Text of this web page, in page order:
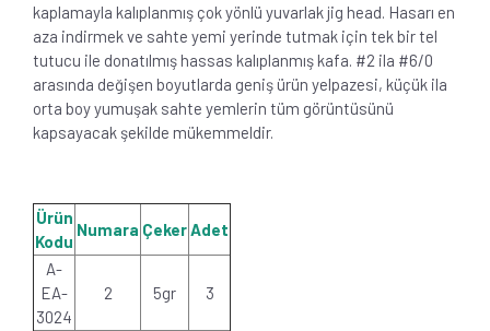
kaplamayla kalıplanmış çok yönlü yuvarlak jig head. Hasarı en
aza indirmek ve sahte yemi yerinde tutmak için tek bir tel
tutucu ile donatılmış hassas kalıplanmış kafa. #2 ila #6/0
arasında değişen boyutlarda geniş ürün yelpazesi, küçük ila
orta boy yumuşak sahte yemlerin tüm görüntüsünü
kapsayacak şekilde mükemmeldir.
Ürün
Kodu
Numara Çeker Adet
A-
EA-
3024
2 5gr 3